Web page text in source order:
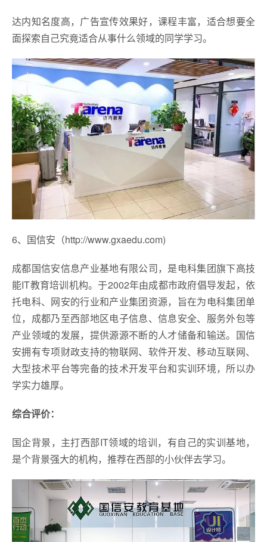
达内知名度高，广告宣传效果好，课程丰富，适合想要全
面探索自己究竟适合从事什么领域的同学学习。
6、国信安（http://www.gxaedu.com)
成都国信安信息产业基地有限公司，是电科集团旗下高技
能IT教育培训机构。于2002年由成都市政府倡导发起，依
托电科、网安的行业和产业集团资源，旨在为电科集团单
位，成都乃至西部地区电子信息、信息安全、服务外包等
产业领域的发展，提供源源不断的人才储备和输送。国信
安拥有专项财政支持的物联网、软件开发、移动互联网、
大型技术平台等完备的技术开发平台和实训环境，所以办
学实力雄厚。
综合评价：
国企背景，主打西部IT领域的培训，有自己的实训基地，
是个背景强大的机构，推荐在西部的小伙伴去学习。